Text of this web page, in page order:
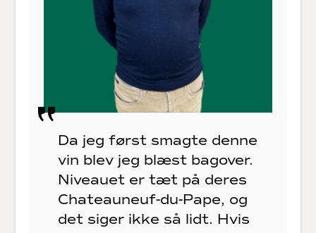
Da jeg først smagte denne
vin blev jeg blæst bagover.
Niveauet er tæt på deres
Chateauneuf-du-Pape, og
det siger ikke så lidt. Hvis